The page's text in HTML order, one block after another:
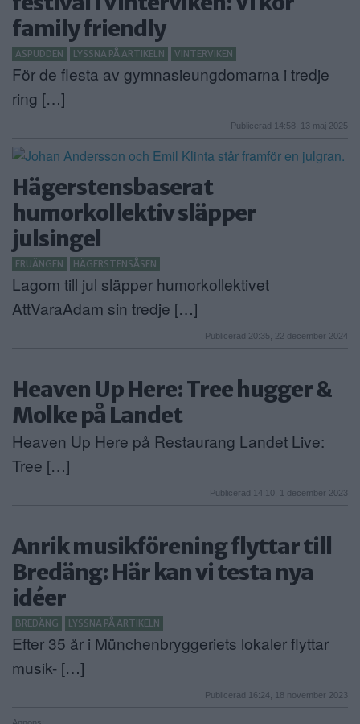
family friendly
ASPUDDEN LYSSNA PÅ ARTIKELN VINTERVIKEN
För de flesta av gymnasieungdomarna i tredje
ring […]
Publicerad 14:58, 13 maj 2025
Hägerstensbaserat
humorkollektiv släpper
julsingel
FRUÄNGEN HÄGERSTENSÅSEN
Lagom till jul släpper humorkollektivet
AttVaraAdam sin tredje […]
Publicerad 20:35, 22 december 2024
Heaven Up Here: Tree hugger &
Molke på Landet
Heaven Up Here på Restaurang Landet Live:
Tree […]
Publicerad 14:10, 1 december 2023
Anrik musikförening flyttar till
Bredäng: Här kan vi testa nya
idéer
BREDÄNG LYSSNA PÅ ARTIKELN
Efter 35 år i Münchenbryggeriets lokaler flyttar
musik- […]
Publicerad 16:24, 18 november 2023